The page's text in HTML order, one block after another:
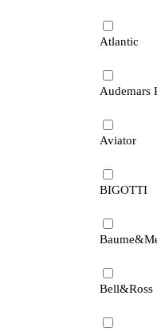
Atlantic
Audemars
Aviator
BIGOTTI
Bell&Ross